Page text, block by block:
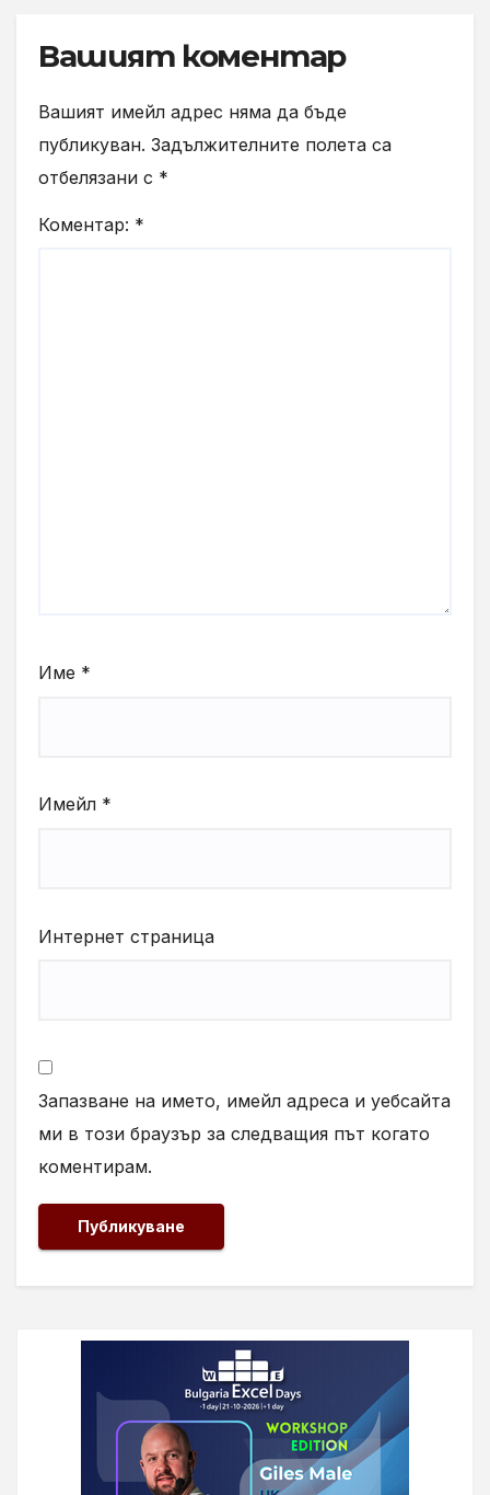
Вашият коментар
Вашият имейл адрес няма да бъде
публикуван. Задължителните полета са
отбелязани с *
Коментар: *
Име *
Имейл *
Интернет страница
Запазване на името, имейл адреса и уебсайта
ми в този браузър за следващия път когато
коментирам.